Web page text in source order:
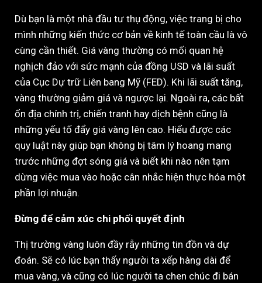
Dù bạn là một nhà đầu tư thụ động, việc trang bị cho
mình những kiến thức cơ bản về kinh tế toàn cầu là vô
cùng cần thiết. Giá vàng thường có mối quan hệ
nghịch đảo với sức mạnh của đồng USD và lãi suất
của Cục Dự trữ Liên bang Mỹ (FED). Khi lãi suất tăng,
vàng thường giảm giá và ngược lại. Ngoài ra, các bất
ổn địa chính trị, chiến tranh hay dịch bệnh cũng là
những yếu tố đẩy giá vàng lên cao. Hiểu được các
quy luật này giúp bạn không bị tâm lý hoang mang
trước những đợt sóng giá và biết khi nào nên tạm
dừng việc mua vào hoặc cân nhắc hiện thực hóa một
phần lợi nhuận.
Đừng để cảm xúc chi phối quyết định
Thị trường vàng luôn đầy rẫy những tin đồn và dự
đoán. Sẽ có lúc bạn thấy người ta xếp hàng dài để
mua vàng, và cũng có lúc người ta chen chúc đi bán